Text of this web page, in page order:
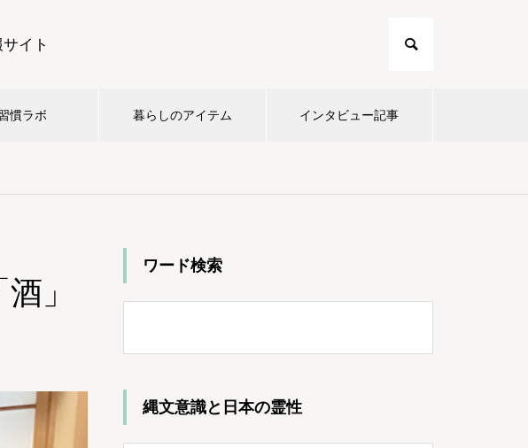
イト
慣ラボ 暮らしのアイテム インタビュー記事
」
ワード検索
縄文意識と日本の霊性